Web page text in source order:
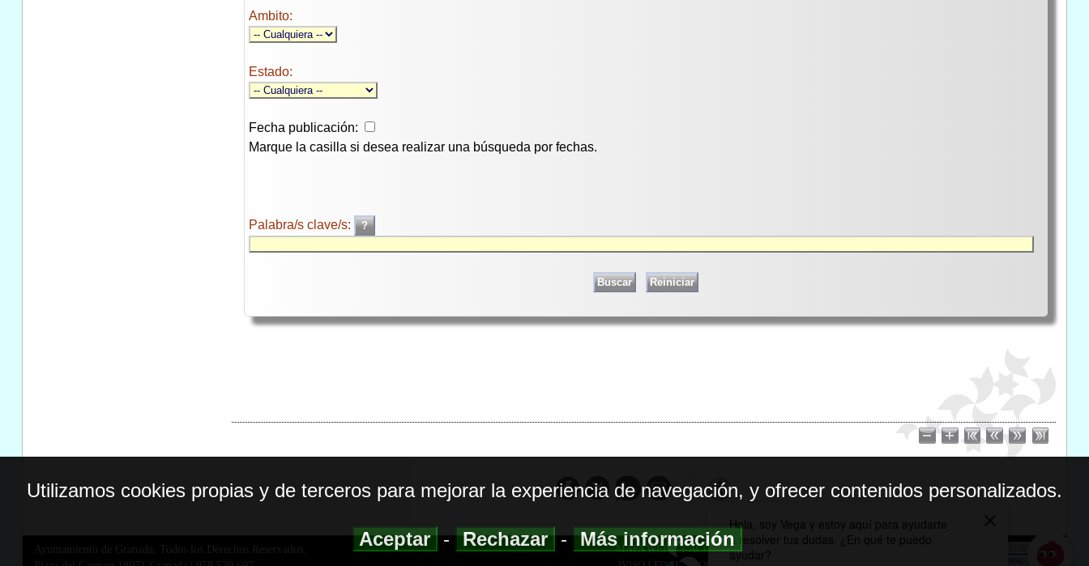
Ambito:
Estado:
Fecha publicación:
Marque la casilla si desea realizar una búsqueda por fechas.
Palabra/s clave/s:
Ayuntamiento de Granada. Todos los Derechos Reservados.
MAPA WEB|ACCESIBILIDAD
Utilizamos cookies propias y de terceros para mejorar la experiencia de navegación, y ofrecer contenidos personalizados.
Aceptar-Rechazar-Más información